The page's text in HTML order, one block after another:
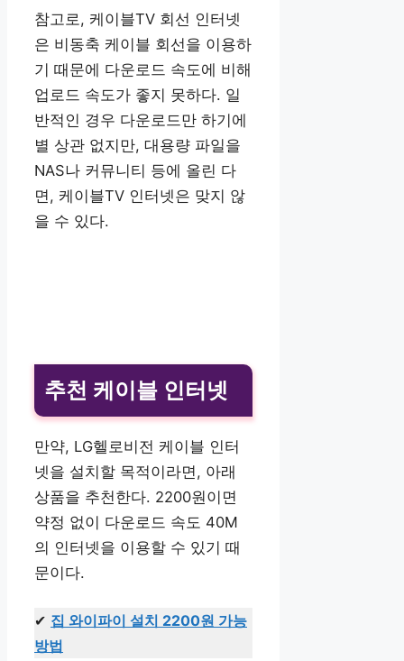
참고로, 케이블TV 회선 인터넷
은 비동축 케이블 회선을 이용하
기 때문에 다운로드 속도에 비해
업로드 속도가 좋지 못하다. 일
반적인 경우 다운로드만 하기에
별 상관 없지만, 대용량 파일을
NAS나 커뮤니티 등에 올린 다
면, 케이블TV 인터넷은 맞지 않
을 수 있다.
추천 케이블 인터넷
만약, LG헬로비전 케이블 인터
넷을 설치할 목적이라면, 아래
상품을 추천한다. 2200원이면
약정 없이 다운로드 속도 40M
의 인터넷을 이용할 수 있기 때
문이다.
✔ 집 와이파이 설치 2200원 가능
방법